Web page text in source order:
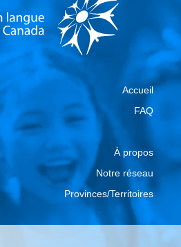
Accueil
FAQ
À propos
Notre réseau
Provinces/Territoires